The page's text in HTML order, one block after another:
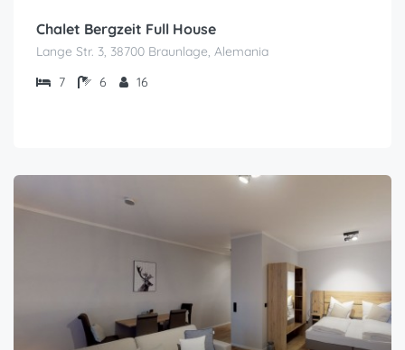
Chalet Bergzeit Full House
Lange Str. 3, 38700 Braunlage, Alemania
7
6 16